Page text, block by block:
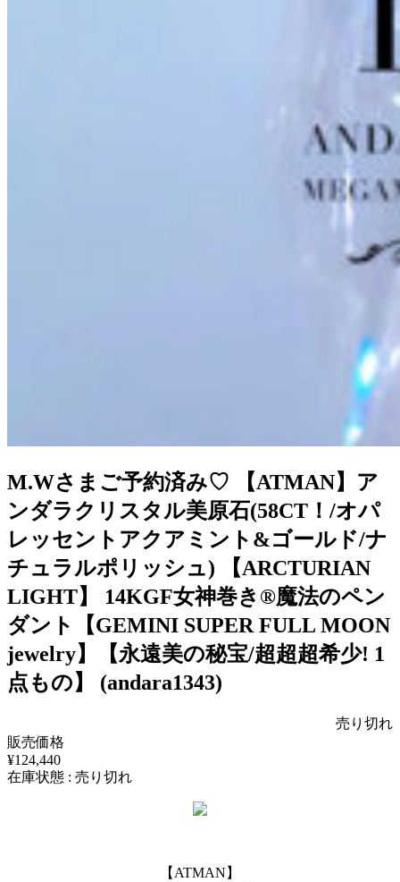
M.Wさまご予約済み♡ 【ATMAN】ア
ンダラクリスタル美原石(58CT！/オパ
レッセントアクアミント&ゴールド/ナ
チュラルポリッシュ) 【ARCTURIAN
LIGHT】 14KGF女神巻き®︎魔法のペン
ダント【GEMINI SUPER FULL MOON
jewelry】【永遠美の秘宝/超超超希少! 1
点もの】 (andara1343)
売り切れ
販売価格
¥124,440
在庫状態 : 売り切れ
【ATMAN】